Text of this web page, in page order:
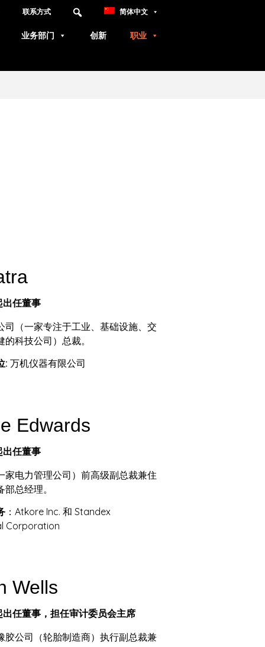
联系方式 简体中文
业务部门 创新 职业
出任董事
司（一家专注于工业、基础设施、交
科技公司）总裁。
: 万机仪器有限公司
Edwards
出任董事
家电力管理公司）前高级副总裁兼住
总经理。
：Atkore Inc. 和 Standex
Corporation
Wells
出任董事，担任审计委员会主席
胶公司（轮胎制造商）执行副总裁兼